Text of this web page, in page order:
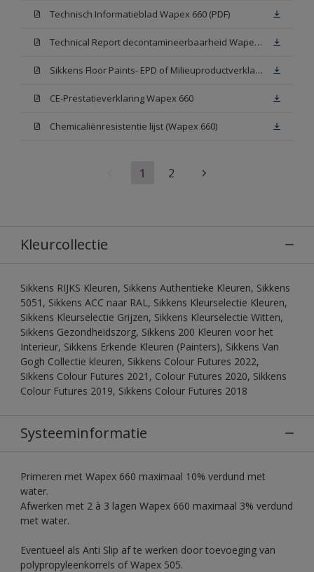
Technisch Informatieblad Wapex 660 (PDF)
Technical Report decontamineerbaarheid Wapex 660
Sikkens Floor Paints- EPD of Milieuproductverklaring
CE-Prestatieverklaring Wapex 660
Chemicaliënresistentie lijst (Wapex 660)
1 2
Kleurcollectie
Sikkens RIJKS Kleuren, Sikkens Authentieke Kleuren, Sikkens
5051, Sikkens ACC naar RAL, Sikkens Kleurselectie Kleuren,
Sikkens Kleurselectie Grijzen, Sikkens Kleurselectie Witten,
Sikkens Gezondheidszorg, Sikkens 200 Kleuren voor het
Interieur, Sikkens Erkende Kleuren (Painters), Sikkens Van
Gogh Collectie kleuren, Sikkens Colour Futures 2022,
Sikkens Colour Futures 2021, Colour Futures 2020, Sikkens
Colour Futures 2019, Sikkens Colour Futures 2018
Systeeminformatie
Primeren met Wapex 660 maximaal 10% verdund met
water.
Afwerken met 2 à 3 lagen Wapex 660 maximaal 3% verdund
met water.
Eventueel als Anti Slip af te werken door toevoeging van
polypropyleenkorrels of Wapex 505.